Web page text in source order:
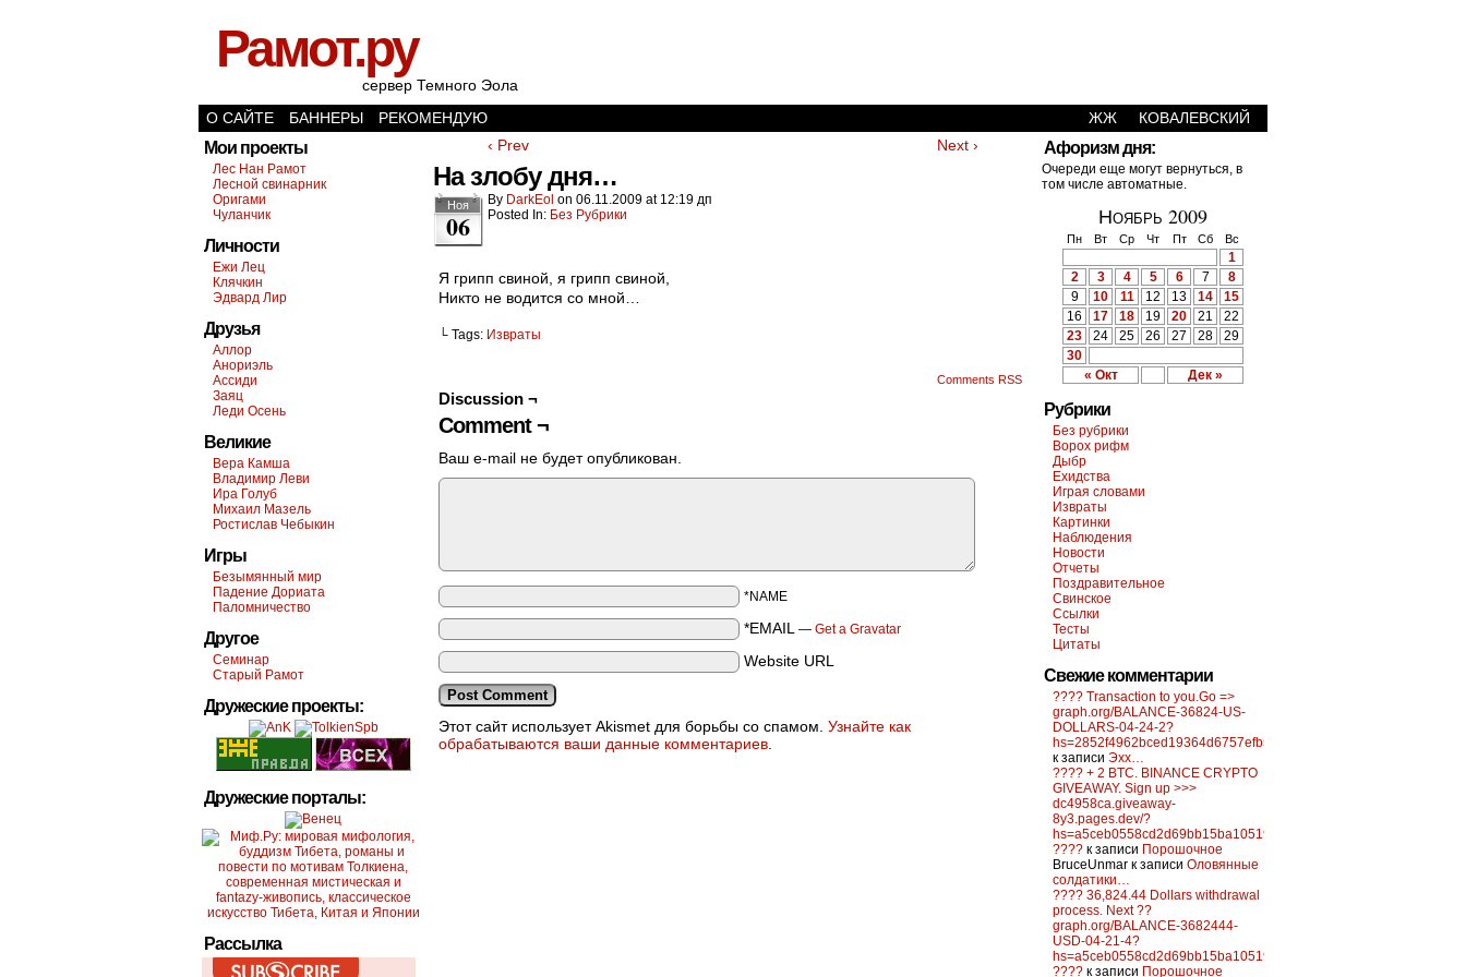
Рамот.ру
сервер Темного Эола
О САЙТЕ
БАННЕРЫ РЕКОМЕНДУЮ ЖЖ КОВАЛЕВСКИЙ
Мои проекты
Лес Нан Рамот
Лесной свинарник
Оригами
Чуланчик
Личности
Ежи Лец
Клячкин
Эдвард Лир
Друзья
Аллор
Анориэль
Ассиди
Заяц
Леди Осень
Великие
Вера Камша
Владимир Леви
Ира Голуб
Михаил Мазель
Ростислав Чебыкин
Игры
Безымянный мир
Падение Дориата
Паломничество
Другое
Семинар
Старый Рамот
Дружеские проекты:
Дружеские порталы:
Рассылка
‹ Prev Next ›
На злобу дня…
Ноя
06
By DarkEol on 06.11.2009 at 12:19 дп
Posted In: Без Рубрики
Я грипп свиной, я грипп свиной,
Никто не водится со мной…
└ Tags: Извраты
Comments RSS
Discussion ¬
Comment ¬
Ваш e-mail не будет опубликован.
*NAME
*EMAIL — Get a Gravatar
Website URL
Этот сайт использует Akismet для борьбы со спамом. Узнайте как
обрабатываются ваши данные комментариев
Афоризм дня:
Очереди еще могут вернуться, в
том числе автоматные.
Ноябрь 2009
Пн Вт Ср Чт Пт Сб Вс
« Окт Дек »
1
2
3 4 5 6 7
8
9
10 11 12 13 14
15
16
17 18 19 20 21
22
23
24 25 26 27 28
29
30
Рубрики
Без рубрики
Ворох рифм
Дыбр
Ехидства
Играя словами
Извраты
Картинки
Наблюдения
Новости
Отчеты
Поздравительное
Свинское
Ссылки
Тесты
Цитаты
Свежие комментарии
???? Transaction to you.Go =>
graph.org/BALANCE-36824-US-
DOLLARS-04-24-2?
hs=2852f4962bced19364d6757efb5f6a84&
к записи Эхх…
???? + 2 BTC. BINANCE CRYPTO
GIVEAWAY. Sign up >>>
dc4958ca.giveaway-
8y3.pages.dev/?
hs=a5ceb0558cd2d69bb15ba10519f0d6c2&
???? к записи Порошочное
BruceUnmar к записи Оловянные
солдатики…
???? 36,824.44 Dollars withdrawal
process. Next ??
graph.org/BALANCE-3682444-
USD-04-21-4?
hs=a5ceb0558cd2d69bb15ba10519f0d6c2&
???? к записи Порошочное